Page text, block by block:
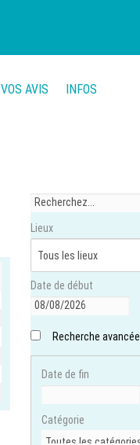
VOS AVIS INFOS
Lieux
Date de début
Recherche avancée
Date de fin
Catégorie